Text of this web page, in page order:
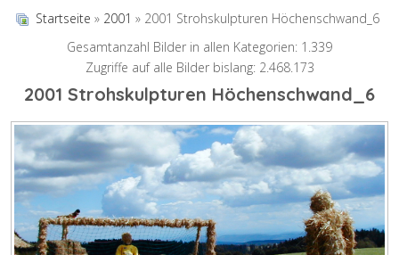
Startseite » 2001 » 2001 Strohskulpturen Höchenschwand_6
Gesamtanzahl Bilder in allen Kategorien: 1.339
Zugriffe auf alle Bilder bislang: 2.468.173
2001 Strohskulpturen Höchenschwand_6